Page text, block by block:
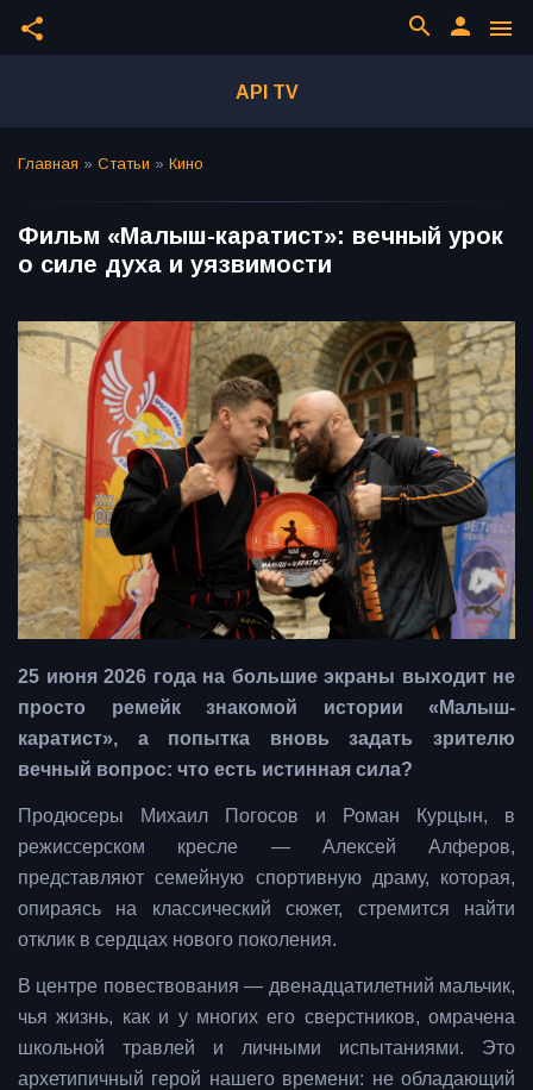
share menu
person
search
API TV
Главная » Статьи » Кино
Фильм «Малыш-каратист»: вечный урок
о силе духа и уязвимости
25 июня 2026 года на большие экраны выходит не
просто ремейк знакомой истории «Малыш-
каратист», а попытка вновь задать зрителю
вечный вопрос: что есть истинная сила?
Продюсеры Михаил Погосов и Роман Курцын, в
режиссерском кресле — Алексей Алферов,
представляют семейную спортивную драму, которая,
опираясь на классический сюжет, стремится найти
отклик в сердцах нового поколения.
В центре повествования — двенадцатилетний мальчик,
чья жизнь, как и у многих его сверстников, омрачена
школьной травлей и личными испытаниями. Это
архетипичный герой нашего времени: не обладающий